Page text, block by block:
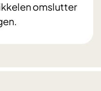
omslutter